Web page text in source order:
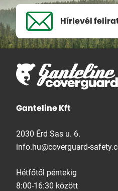
Hírlevél
Ganteline Kft
2030 Érd Sas u. 6.
info.hu@coverguard-
Hétfőtől péntekig
8:00-16:30 között